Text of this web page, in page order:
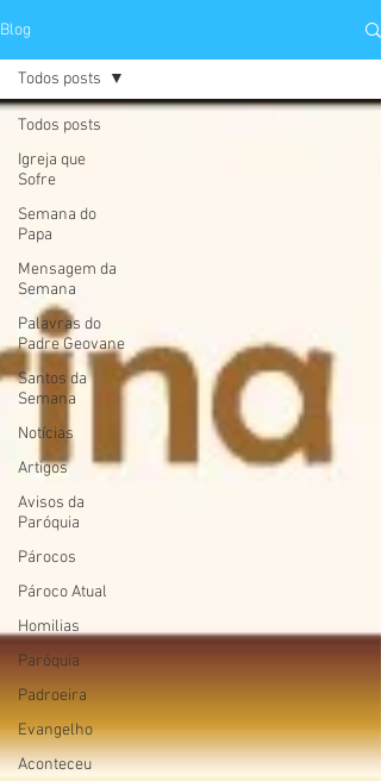
Blog
Todos posts
Igreja que
Sofre
Semana do
Papa
Mensagem da
Semana
Palavras do
Padre Geovane
Santos da
Semana
Notícias
Artigos
Avisos da
Paróquia
Párocos
Pároco Atual
Homilias
Paróquia
Padroeira
Evangelho
Aconteceu
Todos posts